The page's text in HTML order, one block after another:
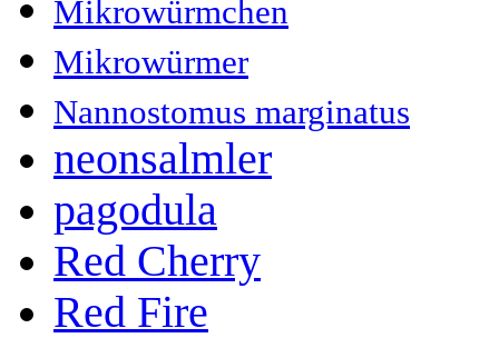
Mikrowürmchen
Mikrowürmer
Nannostomus marginatus
neonsalmler
pagodula
Red Cherry
Red Fire